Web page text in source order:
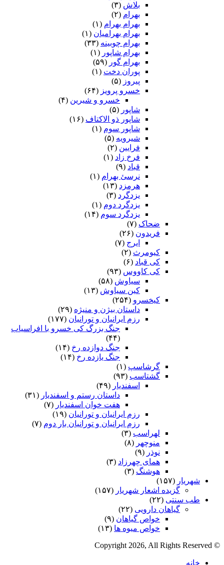
بلاش (۳)
بهرام (۲)
بهرام بهرام (۱)
بهرام بهرامیان‏ (۱)
بهرام چوبینه (۳۳)
بهرام شاپور (۱)
بهرام گور (۵۹)
پوران دخت (۱)
پیروز (۵)
خسرو پرویز (۶۴)
خسرو و شیرین (۴)
شاپور (۵)
شاپور ذو الاکتاف (۱۶)
شاپور سوم‏ (۱)
شیرویه (۵)
فرایین (۲)
فرخ زاد (۱)
قباد (۹)
نرسئ بهرام‏ (۱)
هرمزد (۱۳)
یزدگرد (۳)
یزدگرد دوم (۱)
یزدگرد سوم (۱۴)
ضحاک (۷)
فریدون (۲۶)
ایرج (۷)
کیومرث (۲)
کی قباد (۶)
کی کاووس (۹۳)
سیاوش (۵۸)
کین سیاوش (۱۳)
کیخسرو (۲۵۴)
داستان بیژن و منیژه (۲۹)
رزم ایرانیان و تورانیان (۱۷۷)
جنگ بزرگ کی خسرو با افراسیاب
(۴۴)
جنگ دوازده رخ (۱۴)
جنگ یازده رخ (۱۴)
گرشاسپ (۱)
گشتاسب (۹۳)
اسفندیار (۴۹)
داستان رستم و اسفندیار (۳۱)
هفت خوان اسفندیار (۷)
رزم ایرانیان و تورانیان (۱۹)
رزم ایرانیان و تورانیان بار دوم (۷)
لهراسب (۳)
منوچهر (۸)
نوذر (۹)
هماى چهرزاد (۳)
هوشنگ (۳)
شهریار (۱۵۷)
گزیده اشعار شهریار (۱۵۷)
طب سنتی (۲۲)
گیاهان دارویی (۲۲)
خواص گیاهان (۹)
خواص میوه ها (۱۳)
© Copyright 2026, All Rights Reserved
خانه